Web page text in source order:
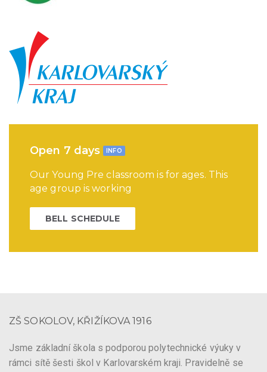
Open 7 days INFO
Our Young Pre classroom is for ages. This
age group is working
BELL SCHEDULE
ZŠ SOKOLOV, KŘIŽÍKOVA 1916
Jsme základní škola s podporou polytechnické výuky v
rámci sítě šesti škol v Karlovarském kraji. Pravidelně se